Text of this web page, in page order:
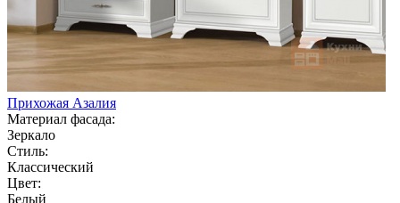
Прихожая Азалия
Материал фасада:
Зеркало
Стиль:
Классический
Цвет:
Белый